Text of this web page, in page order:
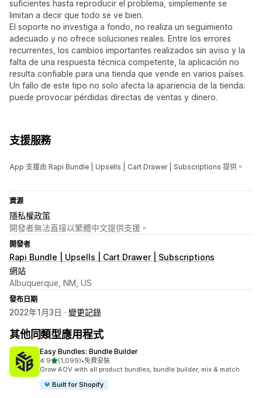
suficientes hasta reproducir el problema, simplemente se
limitan a decir que todo se ve bien.
El soporte no investiga a fondo, no realiza un seguimiento
adecuado y no ofrece soluciones reales. Entre los errores
recurrentes, los cambios importantes realizados sin aviso y la
falta de una respuesta técnica competente, la aplicación no
resulta confiable para una tienda que vende en varios países.
Un fallo de este tipo no solo afecta la apariencia de la tienda:
puede provocar pérdidas directas de ventas y dinero.
支援服務
App 支援由 Rapi Bundle | Upsells | Cart Drawer | Subscriptions 提供。
資源
隱私權政策
開發者無法直接以繁體中文提供支援。
開發者
Rapi Bundle | Upsells | Cart Drawer | Subscriptions
網站
Albuquerque, NM, US
發布日期
2022年1月3日 · 變更記錄
其他同類型應用程式
Easy Bundles: Bundle Builder
4.9滿分 5 顆星
(1,099)
共有 1099 則評價
•免費安裝
Grow AOV with all product bundles, bundle builder, mix & match
Built for Shopify